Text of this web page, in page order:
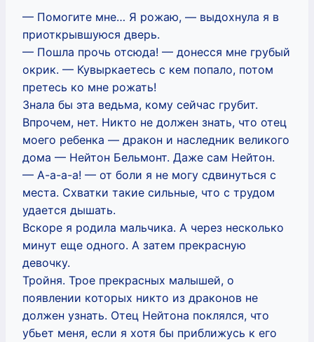
— Помогите мне… Я рожаю, — выдохнула я в
приоткрывшуюся дверь.
— Пошла прочь отсюда! — донесся мне грубый
окрик. — Кувыркаетесь с кем попало, потом
претесь ко мне рожать!
Знала бы эта ведьма, кому сейчас грубит.
Впрочем, нет. Никто не должен знать, что отец
моего ребенка — дракон и наследник великого
дома — Нейтон Бельмонт. Даже сам Нейтон.
— А-а-а-а! — от боли я не могу сдвинуться с
места. Схватки такие сильные, что с трудом
удается дышать.
Вскоре я родила мальчика. А через несколько
минут еще одного. А затем прекрасную
девочку.
Тройня. Трое прекрасных малышей, о
появлении которых никто из драконов не
должен узнать. Отец Нейтона поклялся, что
убьет меня, если я хотя бы приближусь к его